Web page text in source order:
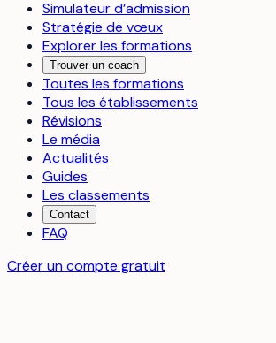
Simulateur d’admission
Stratégie de vœux
Explorer les formations
Trouver un coach
Toutes les formations
Tous les établissements
Révisions
Le média
Actualités
Guides
Les classements
Contact
FAQ
Créer un compte gratuit